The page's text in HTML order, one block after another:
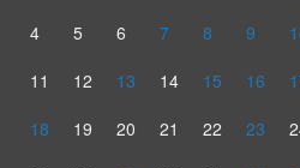
4
5 6 7 8 9
11
12 13 14 15 16
18
19 20 21 22 23